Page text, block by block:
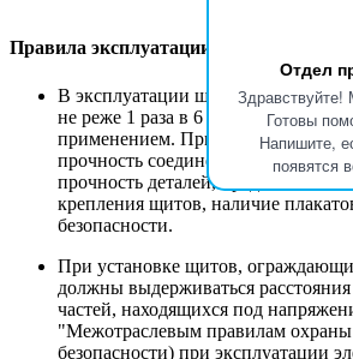
Отдел
Здравствуйте!
Готовы
Напишите,
появятся
Правила эксплуатации.
В эксплуатации щиты не
не реже 1 раза в 6 мес., а также
применением. При осмотрах
прочность соединения частей, их
прочность деталей,
крепления щитов, наличие
безопасности.
При установке щитов,
должны выдерживаться
частей, находящихся под
"Межотраслевым правилам охраны
безопасности) при эксплуатации